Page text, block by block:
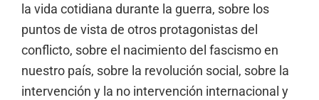
la vida cotidiana durante la guerra, sobre los
puntos de vista de otros protagonistas del
conflicto, sobre el nacimiento del fascismo en
nuestro país, sobre la revolución social, sobre la
intervención y la no intervención internacional y